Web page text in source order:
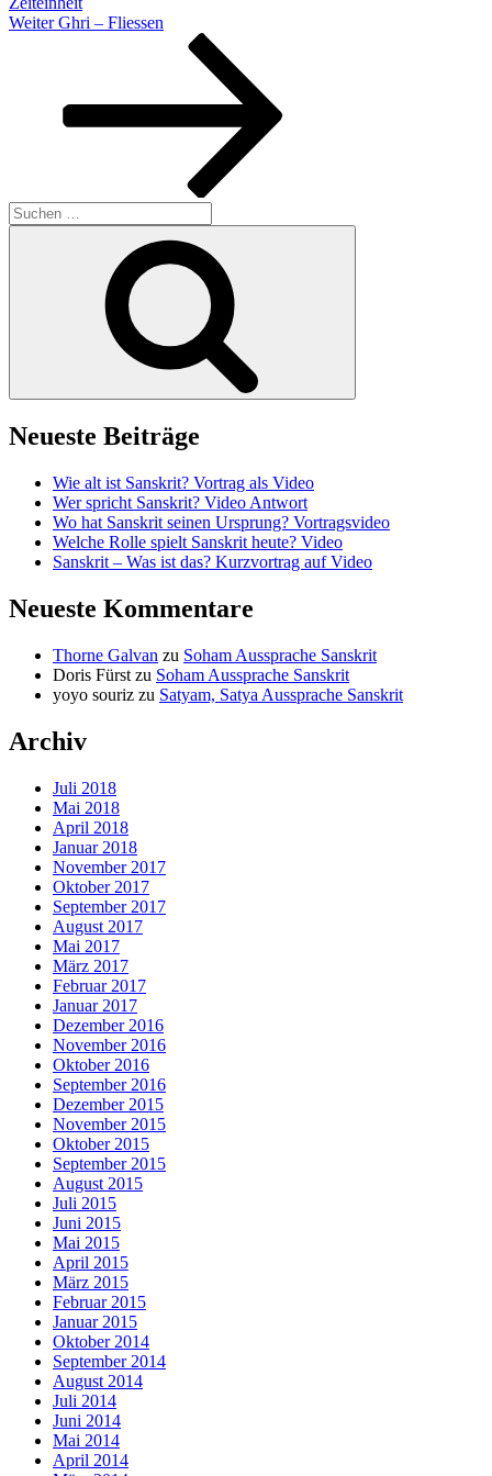
Nächster
Weiter Ghri – Fliessen
Suchen
nach:
Neueste Beiträge
Wie alt ist Sanskrit? Vortrag als Video
Wer spricht Sanskrit? Video Antwort
Wo hat Sanskrit seinen Ursprung? Vortragsvideo
Welche Rolle spielt Sanskrit heute? Video
Sanskrit – Was ist das? Kurzvortrag auf Video
Neueste Kommentare
Thorne Galvan zu Soham Aussprache Sanskrit
Doris Fürst zu Soham Aussprache Sanskrit
yoyo souriz zu Satyam, Satya Aussprache Sanskrit
Archiv
Juli 2018
Mai 2018
April 2018
Januar 2018
November 2017
Oktober 2017
September 2017
August 2017
Mai 2017
März 2017
Februar 2017
Januar 2017
Dezember 2016
November 2016
Oktober 2016
September 2016
Dezember 2015
November 2015
Oktober 2015
September 2015
August 2015
Juli 2015
Juni 2015
Mai 2015
April 2015
März 2015
Februar 2015
Januar 2015
Oktober 2014
September 2014
August 2014
Juli 2014
Juni 2014
Mai 2014
April 2014